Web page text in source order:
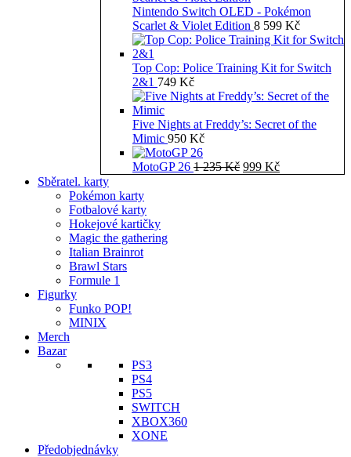
Nintendo Switch OLED - Pokémon
Scarlet & Violet Edition 8 599 Kč
Top Cop: Police Training Kit for Switch
2&1 749 Kč
Five Nights at Freddy’s: Secret of the
Mimic 950 Kč
MotoGP 26 1 235Kč Původní
999 KčAktuální
Sběratel. karty
Pokémon karty
Fotbalové karty
Hokejové kartičky
Magic the gathering
Italian Brainrot
Brawl Stars
Formule 1
Figurky
Funko POP!
MINIX
Merch
Bazar
PS3
PS4
PS5
SWITCH
XBOX360
XONE
Předobjednávky